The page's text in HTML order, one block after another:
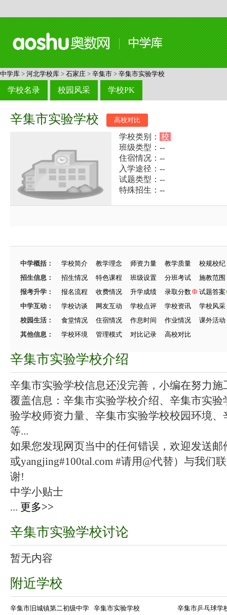
中学库 > 河北学校库 > 石家庄 > 辛集市 > 辛集市实验学校
学校名录 校园风采 学校PK
辛集市实验学校 高校对比
学校类别： 校
班级类型：--
住宿情况：--
入学途径：--
试题类型：--
特殊招生：--
中学概括： 学校简介 教学理念 师资力量 教学质量
校规校纪
招生信息：
招生情况 特色课程 班级设置 分班考试
施教范围
报考升学：
报名流程 收费情况 升学成绩 录取分数
试题答案
中学互动：
学校访谈 网友互动 学校点评 学校资讯
学校风采
校园生活：
食堂情况 住宿情况 作息时间 作业情况
课外活动
其他信息：
学校环境 管理模式 对比记录 高校对比
辛集市实验学校介绍
辛集市实验学校信息还没完善，小编在努力施
覆盖信息：辛集市实验学校介绍、辛集市实
验学校师资力量、辛集市实验学校校园环境
等...
如果您发现网页当中的任何错误，欢迎发送邮
或yangjing#100tal.com #请用@代替）与我们
谢!
中学小贴士
... 更多>>
辛集市实验学校讨论
暂无内容
附近学校
辛集市旧城镇第二初级中学 辛集市实验学校
辛集市乒乓球学